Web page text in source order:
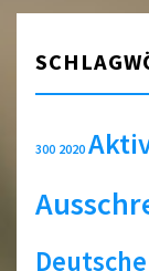
300 2020